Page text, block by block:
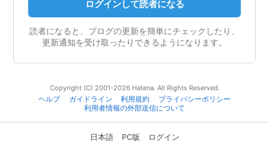
ログインして読者になる
読者になると、ブログの更新を簡単にチェックしたり、
更新通知を受け取ったりできるようになります。
Copyright (C) 2001-2026 Hatena. All Rights Reserved.
ヘルプ
ガイドライン 利用規約
プライバシーポリシー
利用者情報の外部送信について
日本語 PC版 ログイン